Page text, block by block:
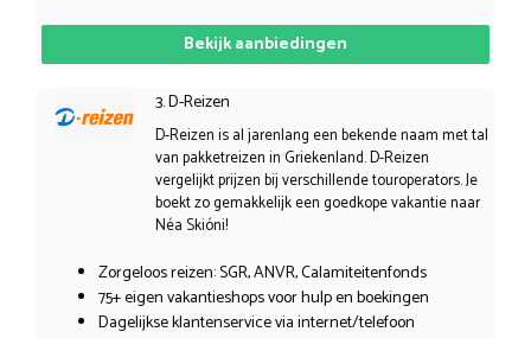
Bekijk aanbiedingen
3. D-Reizen
D-Reizen is al jarenlang een bekende naam met tal
van pakketreizen in Griekenland. D-Reizen
vergelijkt prijzen bij verschillende touroperators. Je
boekt zo gemakkelijk een goedkope vakantie naar
Néa Skióni!
Zorgeloos reizen: SGR, ANVR, Calamiteitenfonds
75+ eigen vakantieshops voor hulp en boekingen
Dagelijkse klantenservice via internet/telefoon